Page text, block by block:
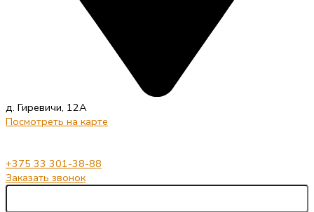
д. Гиревичи, 12А
Посмотреть на карте
+375 33 301-38-88
Заказать звонок